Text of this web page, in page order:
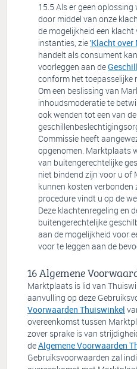
Als er geen
door middel van onze
de mogelijkheid een
instanties, zie'Klacht over
handelt als consument
voorleggen aan de
conform het toepasselijke
Om een beslissing van
inhoudsmoderatie te
ook wenden tot een van
Commissie heeft
opgenomen. Marktplaats
van buitengerechtelijke
niet bindend zijn voor u of
kunnen kosten verbonden
procedure vindt u op de
Deze klachtenregeling en
buitengerechtelijke
aan de mogelijkheid voor
voor te leggen aan de
Algemene
Marktplaats is lid van
aanvulling op deze
Voorwaarden Thuiswinkel
overeenkomst tussen
zover sprake is van
deAlgemene Voorwaarden
Gebruiksvoorwaarden zal